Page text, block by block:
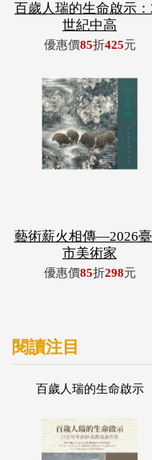
百歲人瑞的生命啟示：
世紀中高
優惠價85折425元
藝術薪火相傳—2026
市美術家
優惠價85折298元
閱讀注目
百歲人瑞的生命啟示